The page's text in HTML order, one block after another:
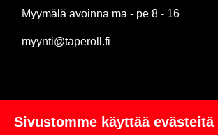
Myymälä avoinna ma - pe 8 - 16
myynti@taperoll.fi
Linkit
Sivustomme käyttää evästeitä